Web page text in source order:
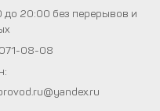
до 20:00 без перерывов и
08-08